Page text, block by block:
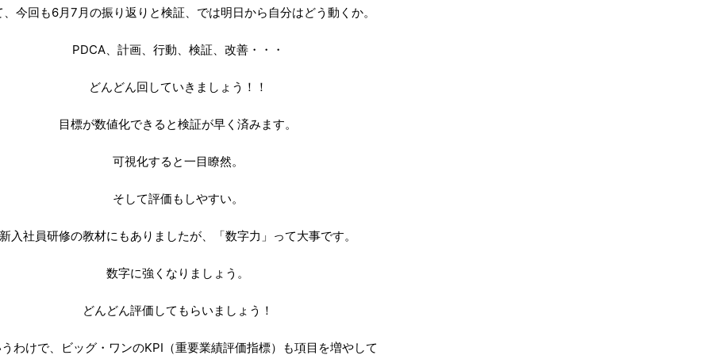
、今回も6月7月の振り返りと検証、では明日から自分はどう動くか。
PDCA、計画、行動、検証、改善・・・
どんどん回していきましょう！！
目標が数値化できると検証が早く済みます。
可視化すると一目瞭然。
そして評価もしやすい。
新入社員研修の教材にもありましたが、「数字力」って大事です。
数字に強くなりましょう。
どんどん評価してもらいましょう！
わけで、ビッグ・ワンのKPI（重要業績評価指標）も項目を増やして